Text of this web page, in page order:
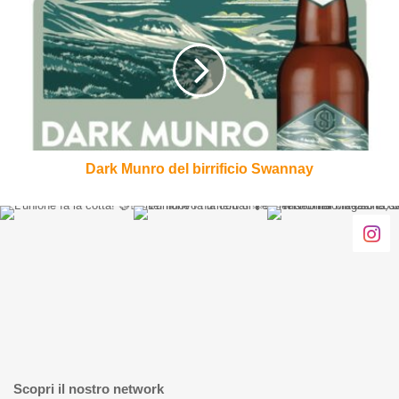
birrificio
Swannay
Dark Munro del birrificio Swannay
Scopri il nostro network